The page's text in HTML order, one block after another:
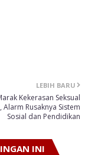
LEBIH BARU
Kekerasan Seksual
Alarm Rusaknya Sistem
Sosial dan Pendidikan
INI